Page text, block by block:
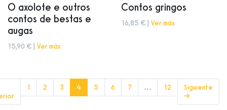
O axolote e outros
contos de bestas e
augas
15,90 € | Ver más
Contos gringos
16,85 € | Ver más
1 2 3 4 (current)
5 6 7 … 12
Siguiente
→